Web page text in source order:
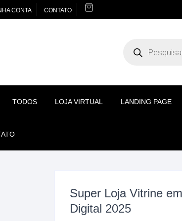
CONTA CONTATO
produtos
TODOS LOJA VIRTUAL LANDING PAGE
Super Loja Vitrine
Digital 2025